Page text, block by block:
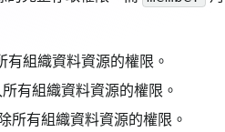
有組織資料資源的權限。
有組織資料資源的權限。
所有組織資料資源的權限。